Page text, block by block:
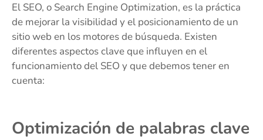
El SEO, o Search Engine Optimization, es la práctica
de mejorar la visibilidad y el posicionamiento de un
sitio web en los motores de búsqueda. Existen
diferentes aspectos clave que influyen en el
funcionamiento del SEO y que debemos tener en
cuenta:
Optimización de palabras clave